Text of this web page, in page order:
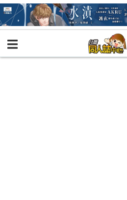
BOOKY書集倉庫